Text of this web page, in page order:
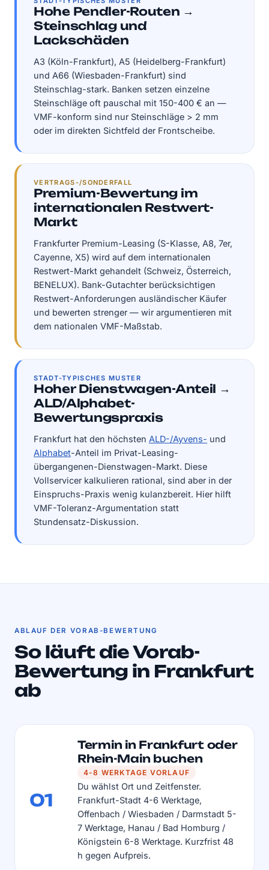
Hohe Pendler-Routen →
Steinschlag und
Lackschäden
A3 (Köln-Frankfurt), A5 (Heidelberg-Frankfurt)
und A66 (Wiesbaden-Frankfurt) sind
Steinschlag-stark. Banken setzen einzelne
Steinschläge oft pauschal mit 150-400 € an —
VMF-konform sind nur Steinschläge > 2 mm
oder im direkten Sichtfeld der Frontscheibe.
VERTRAGS-/SONDERFALL
Premium-Bewertung im
internationalen Restwert-
Markt
Frankfurter Premium-Leasing (S-Klasse, A8, 7er,
Cayenne, X5) wird auf dem internationalen
Restwert-Markt gehandelt (Schweiz, Österreich,
BENELUX). Bank-Gutachter berücksichtigen
Restwert-Anforderungen ausländischer Käufer
und bewerten strenger — wir argumentieren mit
dem nationalen VMF-Maßstab.
STADT-TYPISCHES MUSTER
Hoher Dienstwagen-Anteil →
ALD/Alphabet-
Bewertungspraxis
Frankfurt hat den höchsten ALD-/Ayvens- und
Alphabet-Anteil im Privat-Leasing-
übergangenen-Dienstwagen-Markt. Diese
Vollservicer kalkulieren rational, sind aber in der
Einspruchs-Praxis wenig kulanzbereit. Hier hilft
VMF-Toleranz-Argumentation statt
Stundensatz-Diskussion.
ABLAUF DER VORAB-BEWERTUNG
So läuft die Vorab-
Bewertung in Frankfurt
ab
01
Termin in Frankfurt oder
Rhein-Main buchen
4-8 WERKTAGE VORLAUF
Du wählst Ort und Zeitfenster.
Frankfurt-Stadt 4-6 Werktage,
Offenbach / Wiesbaden / Darmstadt 5-
7 Werktage, Hanau / Bad Homburg /
Königstein 6-8 Werktage. Kurzfrist 48
h gegen Aufpreis.